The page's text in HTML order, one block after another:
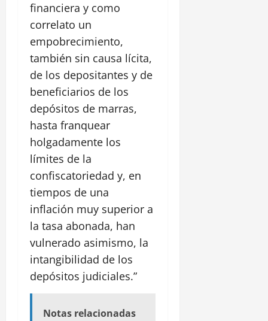
financiera y como
correlato un
empobrecimiento,
también sin causa lícita,
de los depositantes y de
beneficiarios de los
depósitos de marras,
hasta franquear
holgadamente los
límites de la
confiscatoriedad y, en
tiempos de una
inflación muy superior a
la tasa abonada, han
vulnerado asimismo, la
intangibilidad de los
depósitos judiciales.”
Notas relacionadas